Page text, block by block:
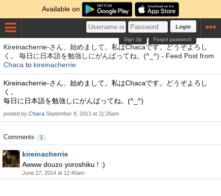
Available on
Login
Forgot password
Sign Up
Kireinacherrie-さん、始めまして。私はChacaです。どうぞよろし
く。 毎日に日本語を勉強しにがんばってね。(^_^) - Feed Post from
Chaca to kireinacherrie
Kireinacherrie-さん、始めまして。私はChacaです。どうぞよろし
く。
毎日に日本語を勉強しにがんばってね。(^_^)
posted by Chaca September 8, 2013 at 11:26am
Comments 1
kireinacherrie
Awww douzo yoroshiku ! :)
June 27, 2014 at 12:40am